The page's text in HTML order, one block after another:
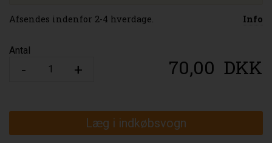
Afsendes indenfor 2-4 hverdage. Info
Antal
70,00 DKK
Læg i indkøbsvogn